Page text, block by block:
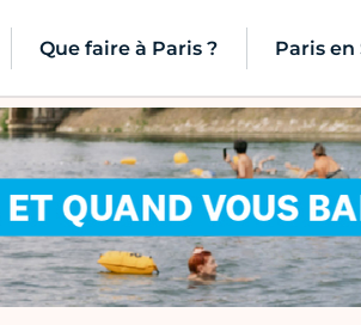
Que faire à Paris ? Paris en